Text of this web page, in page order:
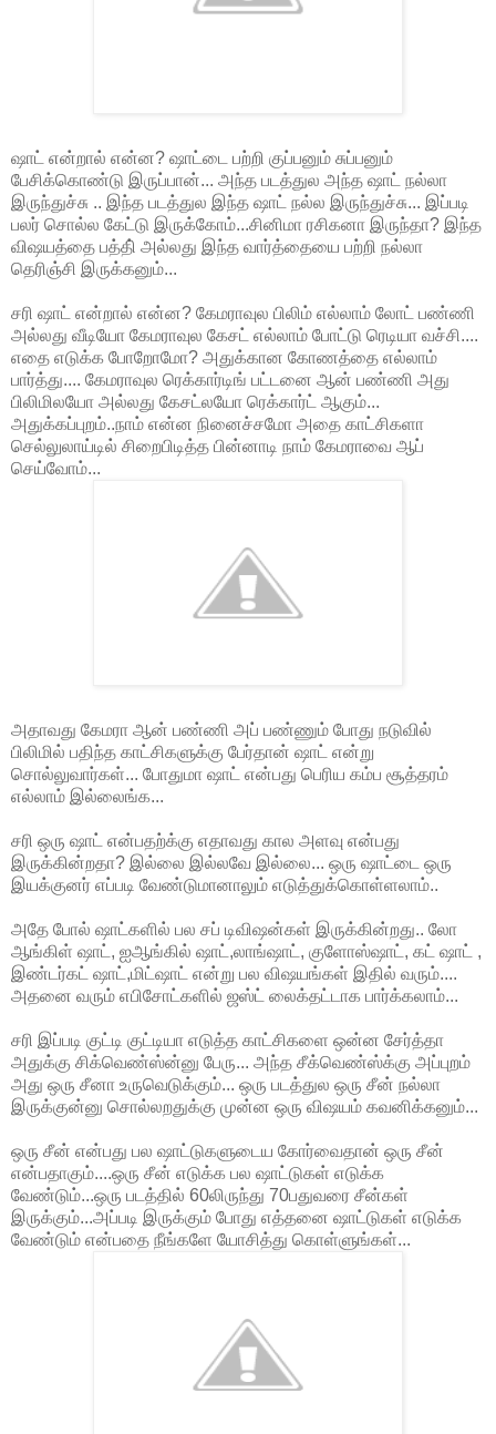
ஷாட் என்றால் என்ன? ஷாட்டை பற்றி குப்பனும் சுப்பனும்
பேசிக்கொண்டு இருப்பான்... அந்த படத்துல அந்த ஷாட் நல்லா
இருந்துச்சு .. இந்த படத்துல இந்த ஷாட் நல்ல இருந்துச்சு... இப்படி
பலர் சொல்ல கேட்டு இருக்கோம்...சினிமா ரசிகனா இருந்தா? இந்த
விஷயத்தை பத்தி் அல்லது இந்த வார்த்தையை பற்றி நல்லா
தெரிஞ்சி இருக்கனும்...
சரி ஷாட் என்றால் என்ன? கேமராவுல பிலிம் எல்லாம் லோட் பண்ணி
அல்லது வீடியோ கேமராவுல கேசட் எல்லாம் போட்டு ரெடியா வச்சி....
எதை எடுக்க போறோமோ? அதுக்கான கோணத்தை எல்லாம்
பார்த்து.... கேமராவுல ரெக்கார்டிங் பட்டனை ஆன் பண்ணி அது
பிலிமிலயோ அல்லது கேசட்லயோ ரெக்கார்ட் ஆகும்...
அதுக்கப்புறம்..நாம் என்ன நினைச்சமோ அதை காட்சிகளா
செல்லுலாய்டில் சிறைபிடித்த பின்னாடி நாம் கேமராவை ஆப்
செய்வோம்...
அதாவது கேமரா ஆன் பண்ணி அப் பண்ணும் போது நடுவில்
பிலிமில் பதிந்த காட்சிகளுக்கு பேர்தான் ஷாட் என்று
சொல்லுவார்கள்... போதுமா ஷாட் என்பது பெரிய கம்ப சூத்தரம்
எல்லாம் இல்லைங்க...
சரி ஒரு ஷாட் என்பதற்க்கு எதாவது கால அளவு என்பது
இருக்கின்றதா? இல்லை இல்லவே இல்லை... ஒரு ஷாட்டை ஒரு
இயக்குனர் எப்படி வேண்டுமானாலும் எடுத்துக்கொள்ளலாம்..
அதே போல் ஷாட்களில் பல சப் டிவிஷன்கள் இருக்கின்றது.. லோ
ஆங்கிள் ஷாட், ஐஆங்கில் ஷாட்,லாங்ஷாட், குளோஸ்ஷாட், கட் ஷாட் ,
இண்டர்கட் ஷாட்,மிட்ஷாட் என்று பல விஷயங்கள் இதில் வரும்....
அதனை வரும் எபிசோட்களில் ஜஸ்ட் லைக்தட்டாக பார்க்கலாம்...
சரி இப்படி குட்டி குட்டியா எடுத்த காட்சிகளை ஒன்ன சேர்த்தா
அதுக்கு சிக்வெண்ஸ்ன்னு பேரு... அந்த சீக்வெண்ஸ்க்கு அப்புறம்
அது ஒரு சீனா உருவெடுக்கும்... ஒரு படத்துல ஒரு சீன் நல்லா
இருக்குன்னு சொல்லறதுக்கு முன்ன ஒரு விஷயம் கவனிக்கனும்...
ஒரு சீன் என்பது பல ஷாட்டுகளுடைய கோர்வைதான் ஒரு சீன்
என்பதாகும்....ஒரு சீன் எடுக்க பல ஷாட்டுகள் எடுக்க
வேண்டும்...ஒரு படத்தில் 60லிருந்து 70பதுவரை சீன்கள்
இருக்கும்...அப்படி இருக்கும் போது எத்தனை ஷாட்டுகள் எடுக்க
வேண்டும் என்பதை நீங்களே யோசித்து கொள்ளுங்கள்...